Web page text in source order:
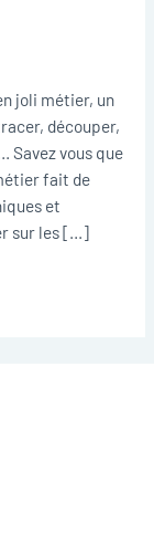
joli métier, un
découper,
Savez vous que
fait de
et
sur les […]